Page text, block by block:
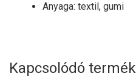
Anyaga: textil, gumi
Kapcsolódó